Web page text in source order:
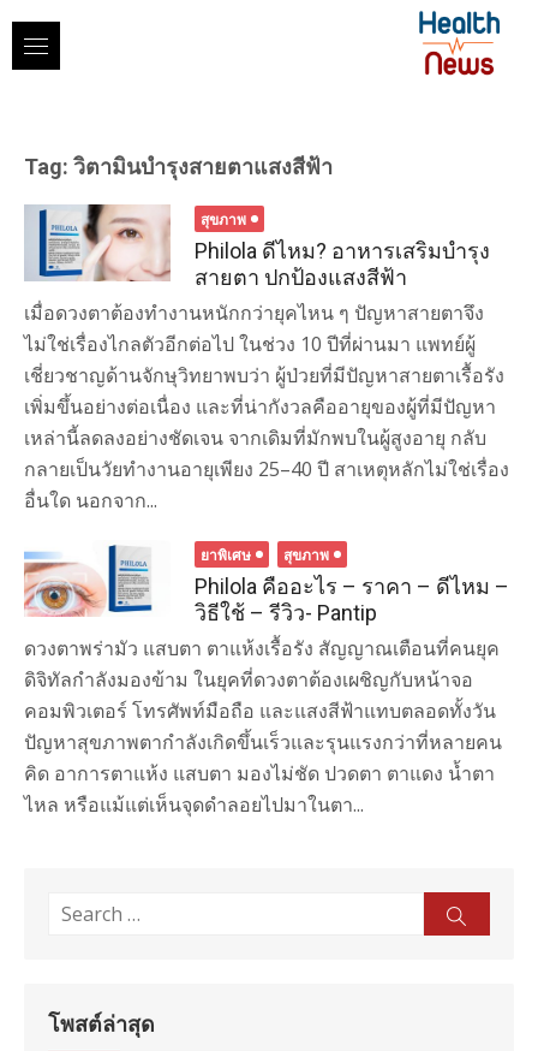
content
Tag: วิตามินบำรุงสายตาแสงสีฟ้า
สุขภาพ
Philola ดีไหม? อาหารเสริมบำรุง
สายตา ปกป้องแสงสีฟ้า
เมื่อดวงตาต้องทำงานหนักกว่ายุคไหน ๆ ปัญหาสายตาจึง
ไม่ใช่เรื่องไกลตัวอีกต่อไป ในช่วง 10 ปีที่ผ่านมา แพทย์ผู้
เชี่ยวชาญด้านจักษุวิทยาพบว่า ผู้ป่วยที่มีปัญหาสายตาเรื้อรัง
เพิ่มขึ้นอย่างต่อเนื่อง และที่น่ากังวลคืออายุของผู้ที่มีปัญหา
เหล่านี้ลดลงอย่างชัดเจน จากเดิมที่มักพบในผู้สูงอายุ กลับ
กลายเป็นวัยทำงานอายุเพียง 25–40 ปี สาเหตุหลักไม่ใช่เรื่อง
อื่นใด นอกจาก...
ยาพิเศษ สุขภาพ
Philola คืออะไร – ราคา – ดีไหม –
วิธีใช้ – รีวิว- Pantip
ดวงตาพร่ามัว แสบตา ตาแห้งเรื้อรัง สัญญาณเตือนที่คนยุค
ดิจิทัลกำลังมองข้าม ในยุคที่ดวงตาต้องเผชิญกับหน้าจอ
คอมพิวเตอร์ โทรศัพท์มือถือ และแสงสีฟ้าแทบตลอดทั้งวัน
ปัญหาสุขภาพตากำลังเกิดขึ้นเร็วและรุนแรงกว่าที่หลายคน
คิด อาการตาแห้ง แสบตา มองไม่ชัด ปวดตา ตาแดง น้ำตา
ไหล หรือแม้แต่เห็นจุดดำลอยไปมาในตา...
Search
โพสต์ล่าสุด